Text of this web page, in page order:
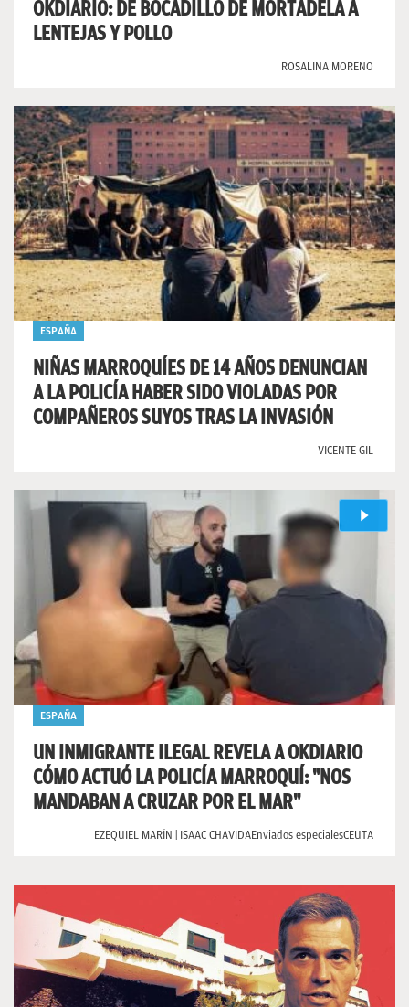
OKDIARIO: DE BOCADILLO DE MORTADELA A
LENTEJAS Y POLLO
ROSALINA MORENO
ESPAÑA
NIÑAS MARROQUÍES DE 14 AÑOS DENUNCIAN
A LA POLICÍA HABER SIDO VIOLADAS POR
COMPAÑEROS SUYOS TRAS LA INVASIÓN
VICENTE GIL
ESPAÑA
UN INMIGRANTE ILEGAL REVELA A OKDIARIO
CÓMO ACTUÓ LA POLICÍA MARROQUÍ: "NOS
MANDABAN A CRUZAR POR EL MAR"
EZEQUIEL MARÍN | ISAAC CHAVIDAEnviados especialesCEUTA